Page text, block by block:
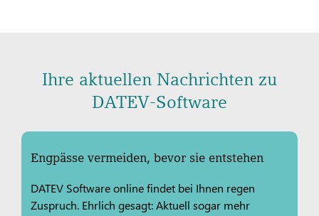
Ihre aktuellen Nachrichten zu
DATEV-Software
Engpässe vermeiden, bevor sie entstehen
DATEV Software online findet bei Ihnen regen
Zuspruch. Ehrlich gesagt: Aktuell sogar mehr